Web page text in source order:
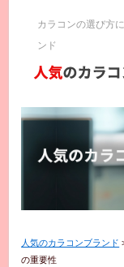
カラコンの選び方
ンド
人気のカラコンブランド
の重要性